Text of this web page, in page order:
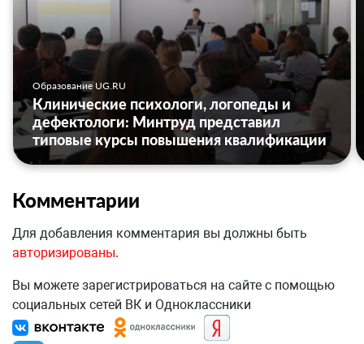
Образование UG.RU
Клинические психологи, логопеды и
дефектологи: Минтруд представил
типовые курсы повышения квалификации
Комментарии
Для добавления комментария вы должны быть
авторизированы.
Вы можете зарегистрироваться на сайте с помощью
социальных сетей ВК и Одноклассники